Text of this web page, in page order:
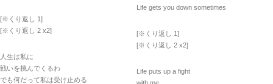
[※くり返し 1]
[※くり返し 2 x2]
人生は私に
戦いを挑んでくるわ
でも何だって私は受け止める
Life gets you down sometimes
[※くり返し 1]
[※くり返し 2 x2]
Life puts up a fight